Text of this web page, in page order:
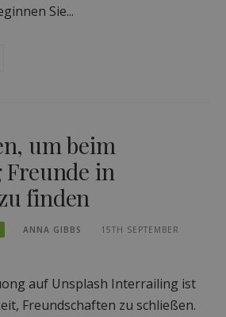
Sie...
um beim
in
finden
ANNA GIBBS
15TH SEPTEMBER
auf Unsplash Interrailing ist
Freundschaften zu schließen.